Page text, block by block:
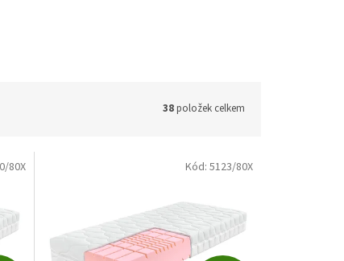
38položek celkem
80X Kód: 5123/80X